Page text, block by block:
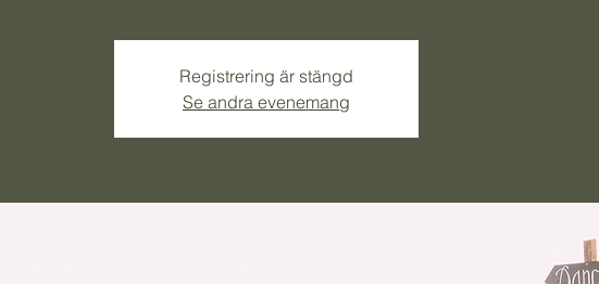
Registrering är stängd
Se andra evenemang